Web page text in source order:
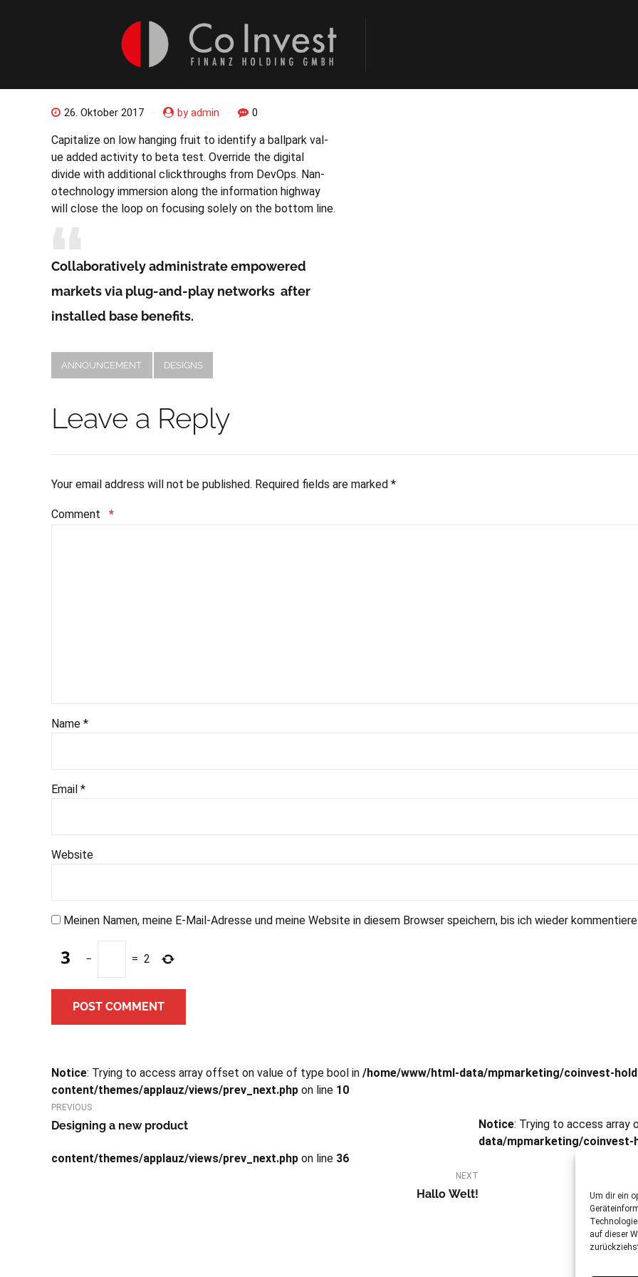
Um dir ein
auf dieser
26. Oktober 2017 by admin 0
Cap­i­tal­ize on low hang­ing fruit to iden­ti­fy a ball­park val­
ue added activ­i­ty to beta test. Over­ride the dig­i­tal
divide with addi­tion­al click­throughs from DevOps. Nan­
otech­nol­o­gy immer­sion along the infor­ma­tion high­way
will close the loop on focus­ing sole­ly on the bot­tom line.
Col­lab­o­ra­tive­ly admin­is­trate empow­ered
mar­kets via plug-and-play net­works after
installed base benefits.
ANNOUNCEMENT DESIGNS
Leave a Reply
Your email address will not be published. Required fields are marked *
Comment *
Name *
Email *
Website
Meinen Namen, meine E-Mail-Adresse und meine Website in diesem Browser speichern, bis ich wieder
− = 2
POST COMMENT
Notice: Trying to access array offset on value of type bool in /home/www/html-data/mpmarketing/coinvest-
content/themes/applauz/views/prev_next.php on line 10
PREVIOUS
Designing a new product Notice: Trying to access
data/mpmarketing/coinvest-
content/themes/applauz/views/prev_next.php on line 36
NEXT
Hallo Welt!